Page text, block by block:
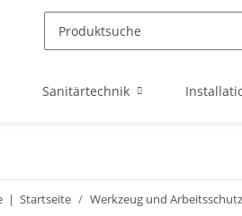
Sanitärtechnik
Startseite Werkzeug und Arbeitsschutz